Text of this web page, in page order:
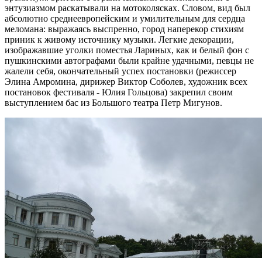
энтузиазмом раскатывали на мотоколясках. Словом, вид был
абсолютно среднеевропейским и умилительным для сердца
меломана: выражаясь выспренно, город наперекор стихиям
приник к живому источнику музыки. Легкие декорации,
изображавшие уголки поместья Лариных, как и белый фон с
пушкинскими автографами были крайне удачными, певцы не
жалели себя, окончательный успех постановки (режиссер
Элина Амромина, дирижер Виктор Соболев, художник всех
постановок фестиваля - Юлия Гольцова) закрепил своим
выступлением бас из Большого театра Петр Мигунов.